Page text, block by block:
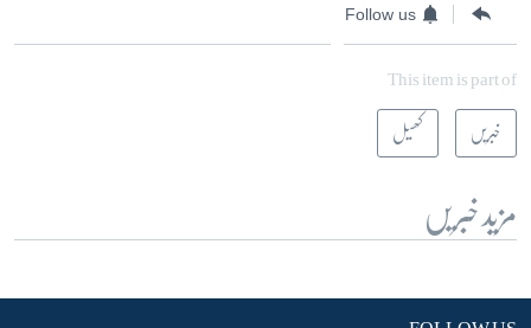
Follow us
This item is part of
خبریں کھیل
مزید خبریں